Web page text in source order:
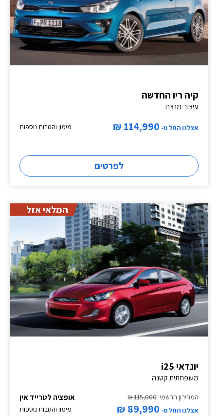
קיה ריו החדשה
עיצוב מנצח
מימון והטבות נוספות אצלנו החל מ- 114,990 ₪
לפרטים
המלאי אזל
יונדאי i25
משפחתית קטנה
אופציה לטרייד אין
המחירון הרשמי: 115,000 ₪
מימון והטבות נוספות
אצלנו החל מ- 89,990 ₪